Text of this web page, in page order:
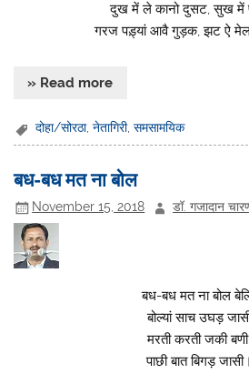
दुख में ले कानो दुसट, सुख में
गरज पड़्यां आवै गुड़क, झट ऐ
» Read more
दोहा/सोरठा,नेतागिरी,समसामयिक
बध-बध मत ना बोल
November 15, 2018 डॉ. गजादान
बध-बध मत ना बोल
बोल्यां साच उघड़
मरती करती जकी
पाछी बात बिगड़